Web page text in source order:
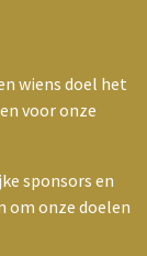
wiens doel het
voor onze
sponsors en
om onze doelen